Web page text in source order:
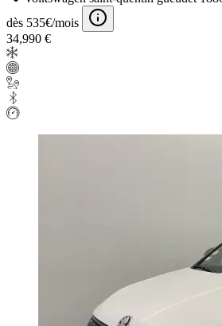
dès 535€/mois
34,990 €